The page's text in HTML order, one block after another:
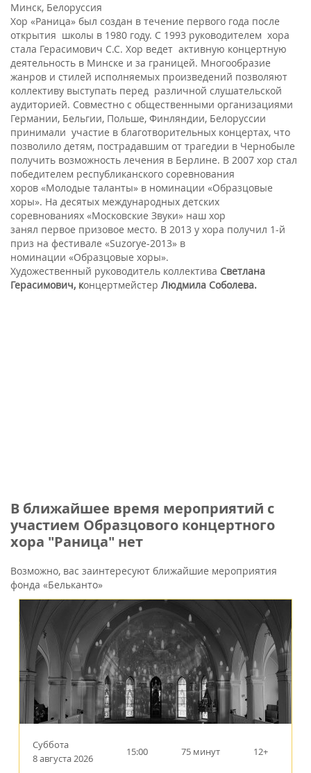
Минск, Белоруссия
Хор «Раница» был создан в течение первого года после
открытия школы в 1980 году. С 1993 руководителем хора
стала Герасимович С.С. Хор ведет активную концертную
деятельность в Минске и за границей. Многообразие
жанров и стилей исполняемых произведений позволяют
коллективу выступать перед различной слушательской
аудиторией. Совместно с общественными организациями
Германии, Бельгии, Польше, Финляндии, Белоруссии
принимали участие в благотворительных концертах, что
позволило детям, пострадавшим от трагедии в Чернобыле
получить возможность лечения в Берлине. В 2007 хор стал
победителем республиканского соревнования
хоров «Молодые таланты» в номинации «Образцовые
хоры». На десятых международных детских
соревнованиях «Московские Звуки» наш хор
занял первое призовое место. В 2013 у хора получил 1-й
приз на фестивале «Suzorye-2013» в
номинации «Образцовые хоры».
Художественный руководитель коллектива Светлана
Герасимович, концертмейстер Людмила Соболева.
В ближайшее время мероприятий с
участием Образцового концертного
хора "Раница" нет
Возможно, вас заинтересуют ближайшие мероприятия
фонда «Бельканто»
Суббота
8 августа 2026
15:00 75 минут 12+